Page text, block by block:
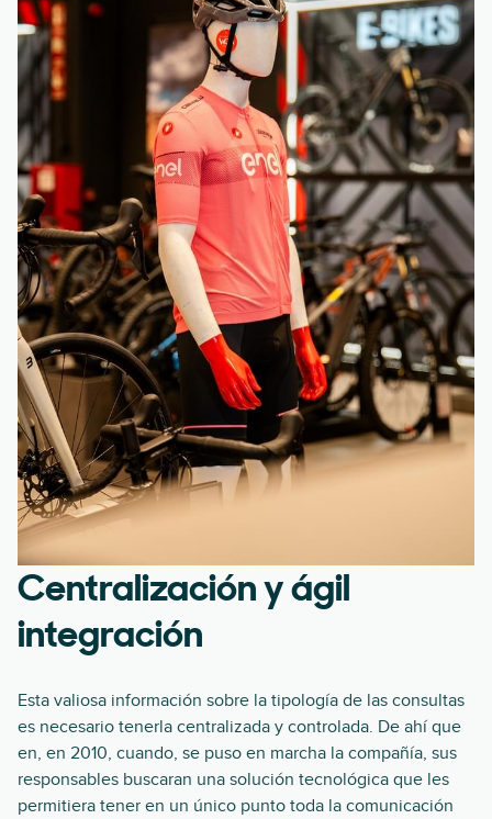
Centralización y ágil
integración
Esta valiosa información sobre la tipología de las consultas
es necesario tenerla centralizada y controlada. De ahí que
en, en 2010, cuando, se puso en marcha la compañía, sus
responsables buscaran una solución tecnológica que les
permitiera tener en un único punto toda la comunicación